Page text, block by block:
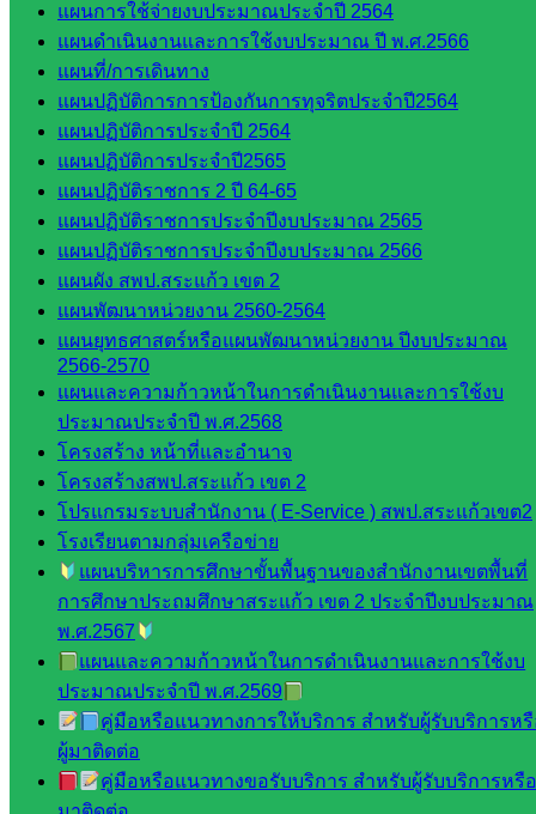
แผนการใช้จ่ายงบประมาณประจำปี 2564
แผนดำเนินงานและการใช้งบประมาณ ปี พ.ศ.2566
แผนที่/การเดินทาง
แผนปฏิบัติการการป้องกันการทุจริตประจำปี2564
แผนปฏิบัติการประจำปี 2564
แผนปฏิบัติการประจำปี2565
แผนปฏิบัติราชการ 2 ปี 64-65
แผนปฏิบัติราชการประจำปีงบประมาณ 2565
แผนปฏิบัติราชการประจำปีงบประมาณ 2566
แผนผัง สพป.สระแก้ว เขต 2
แผนพัฒนาหน่วยงาน 2560-2564
แผนยุทธศาสตร์หรือแผนพัฒนาหน่วยงาน ปีงบประมาณ
2566-2570
แผนและความก้าวหน้าในการดำเนินงานและการใช้งบ
ประมาณประจำปี พ.ศ.2568
โครงสร้าง หน้าที่และอำนาจ
โครงสร้างสพป.สระแก้ว เขต 2
โปรแกรมระบบสำนักงาน ( E-Service ) สพป.สระแก้วเขต2
โรงเรียนตามกลุ่มเครือข่าย
แผนบริหารการศึกษาขั้นพื้นฐานของสำนักงานเขตพื้นที่
การศึกษาประถมศึกษาสระแก้ว เขต 2 ประจำปีงบประมาณ
พ.ศ.2567
แผนและความก้าวหน้าในการดำเนินงานและการใช้งบ
ประมาณประจำปี พ.ศ.2569
คู่มือหรือแนวทางการให้บริการ สำหรับผู้รับบริการห
ผู้มาติดต่อ
คู่มือหรือแนวทางขอรับบริการ สำหรับผู้รับบริการหรื
บริหาร
งาน
บุคคล
กลุ่ม
พัฒนาครู
และบุ
คลากรฯ
กลุ่มนิ
เทศ
ติดตาม
และประ
เมินผลฯ
::: ©2021 sakarea2.go.th. All rights reserved. Design By SK2 ICT
TEAM :::
สอบถามได้นะคะ
Line
Tel 037-232263: